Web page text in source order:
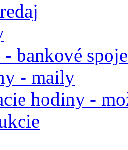
- bankové
- maily
hodiny -